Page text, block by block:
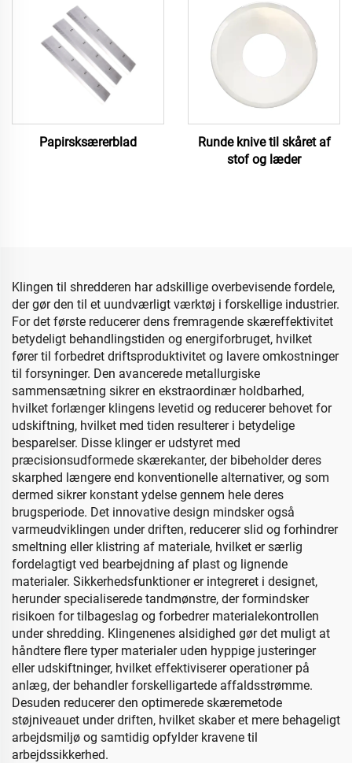
Papirsksærerblad
Runde knive til skåret af
stof og læder
Klingen til shredderen har adskillige overbevisende fordele,
der gør den til et uundværligt værktøj i forskellige industrier.
For det første reducerer dens fremragende skæreffektivitet
betydeligt behandlingstiden og energiforbruget, hvilket
fører til forbedret driftsproduktivitet og lavere omkostninger
til forsyninger. Den avancerede metallurgiske
sammensætning sikrer en ekstraordinær holdbarhed,
hvilket forlænger klingens levetid og reducerer behovet for
udskiftning, hvilket med tiden resulterer i betydelige
besparelser. Disse klinger er udstyret med
præcisionsudformede skærekanter, der bibeholder deres
skarphed længere end konventionelle alternativer, og som
dermed sikrer konstant ydelse gennem hele deres
brugsperiode. Det innovative design mindsker også
varmeudviklingen under driften, reducerer slid og forhindrer
smeltning eller klistring af materiale, hvilket er særlig
fordelagtigt ved bearbejdning af plast og lignende
materialer. Sikkerhedsfunktioner er integreret i designet,
herunder specialiserede tandmønstre, der formindsker
risikoen for tilbageslag og forbedrer materialekontrollen
under shredding. Klingenenes alsidighed gør det muligt at
håndtere flere typer materialer uden hyppige justeringer
eller udskiftninger, hvilket effektiviserer operationer på
anlæg, der behandler forskelligartede affaldsstrømme.
Desuden reducerer den optimerede skæremetode
støjniveauet under driften, hvilket skaber et mere behageligt
arbejdsmiljø og samtidig opfylder kravene til
arbejdssikkerhed.